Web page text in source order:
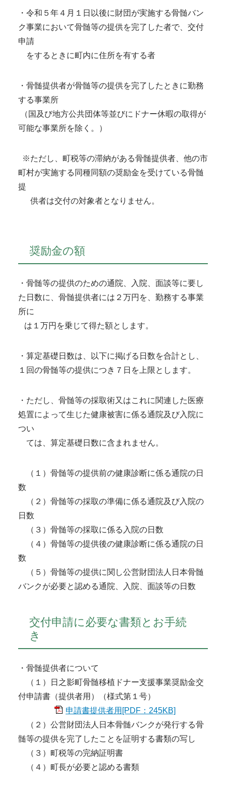
・令和５年４月１日以後に財団が実施する骨髄バン
ク事業において骨髄等の提供を完了した者で、交付
申請
をするときに町内に住所を有する者
・骨髄提供者が骨髄等の提供を完了したときに勤務
する事業所
（国及び地方公共団体等並びにドナー休暇の取得が
可能な事業所を除く。）
※ただし、町税等の滞納がある骨髄提供者、他の市
町村が実施する同種同額の奨励金を受けている骨髄
提
供者は交付の対象者となりません。
奨励金の額
・骨髄等の提供のための通院、入院、面談等に要し
た日数に、骨髄提供者には２万円を、勤務する事業
所に
は１万円を乗じて得た額とします。
・算定基礎日数は、以下に掲げる日数を合計とし、
１回の骨髄等の提供につき７日を上限とします。
・ただし、骨髄等の採取術又はこれに関連した医療
処置によって生じた健康被害に係る通院及び入院に
つい
ては、算定基礎日数に含まれません。
（１）骨髄等の提供前の健康診断に係る通院の日
数
（２）骨髄等の採取の準備に係る通院及び入院の
日数
（３）骨髄等の採取に係る入院の日数
（４）骨髄等の提供後の健康診断に係る通院の日
数
（５）骨髄等の提供に関し公営財団法人日本骨髄
バンクが必要と認める通院、入院、面談等の日数
交付申請に必要な書類とお手続
き
・骨髄提供者について
（１）日之影町骨髄移植ドナー支援事業奨励金交
付申請書（提供者用）（様式第１号）
申請書提供者用[PDF：245KB]
（２）公営財団法人日本骨髄バンクが発行する骨
髄等の提供を完了したことを証明する書類の写し
（３）町税等の完納証明書
（４）町長が必要と認める書類